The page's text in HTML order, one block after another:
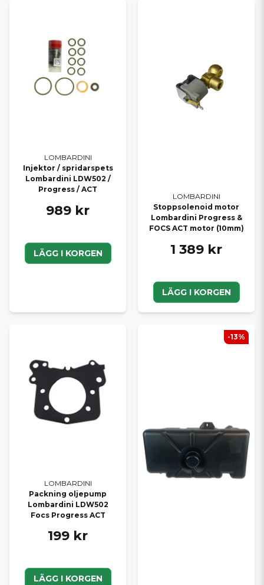
LOMBARDINI
Injektor / spridarspets
Lombardini LDW502 /
Progress / ACT
989 kr
LÄGG I KORGEN
LOMBARDINI
Stoppsolenoid motor
Lombardini Progress &
FOCS ACT motor (10mm)
1 389 kr
LÄGG I KORGEN
LOMBARDINI
Packning oljepump
Lombardini LDW502
Focs Progress ACT
199 kr
LÄGG I KORGEN
-13%